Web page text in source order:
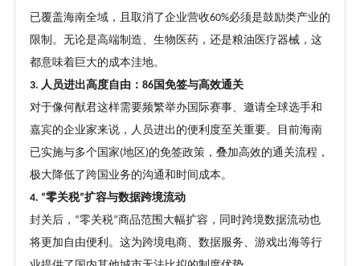
已覆盖海南全域，且取消了企业营收60%必须是鼓励类产业的
限制。无论是高端制造、生物医药，还是粮油医疗器械，这
都意味着巨大的成本洼地。
3. 人员进出高度自由： 86国免签与高效通关
对于像何猷君这样需要频繁举办国际赛事、邀请全球选手和
嘉宾的企业家来说，人员进出的便利度至关重要。目前海南
已实施与多个国家(地区)的免签政策，叠加高效的通关流程，
极大降低了跨国业务的沟通和时间成本。
4. “零关税”扩容与数据跨境流动
封关后， “零关税”商品范围大幅扩容，同时跨境数据流动也
将更加自由便利。这为跨境电商、数据服务、游戏出海等行